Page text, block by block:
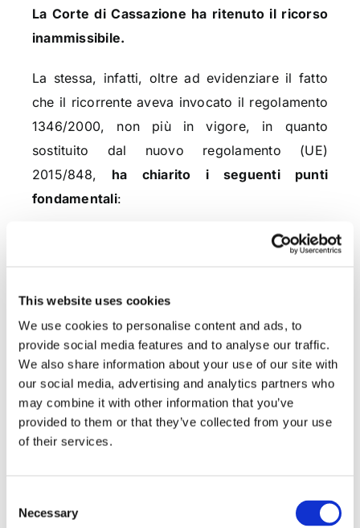
This website uses cookies
We use cookies to personalise content and ads, to
provide social media features and to analyse our traffic.
We also share information about your use of our site with
our social media, advertising and analytics partners who
may combine it with other information that you’ve
provided to them or that they’ve collected from your use
of their services.
Selection
Necessary
La Corte di Cassazione ha ritenuto il ricorso
inammissibile.
La stessa, infatti, oltre ad evidenziare il fatto
che il ricorrente aveva invocato il regolamento
1346/2000, non più in vigore, in quanto
sostituito dal nuovo regolamento (UE)
2015/848, ha chiarito i seguenti punti
fondamentali:
La presunzione stabilita dal nuovo
interessi principali non ha seguito il
cambiamento di sede statutaria, in linea
con quanto stabilito dalla giurisprudenza
della Corte di giustizia.
avviene nei tre mesi antecedenti alla